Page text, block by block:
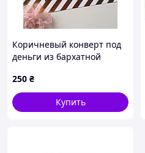
Коричневый конверт под
деньги из бархатной
оттиском ботаника и
открыткой
250 ₴
Купить